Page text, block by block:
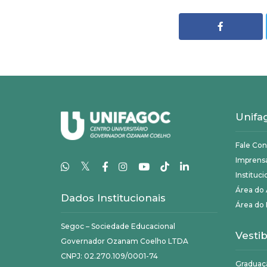
𝕏
Dados Institucionais
Segoc – Sociedade Educacional
Governador Ozanam Coelho LTDA
CNPJ: 02.270.109/0001-74
Fale
Área do
Área do